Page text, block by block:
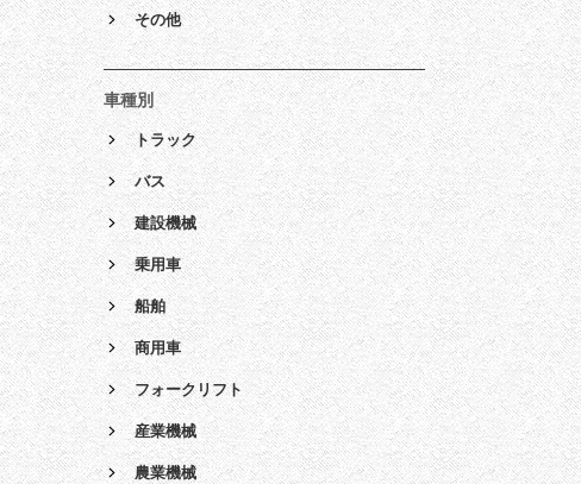
その他
車種別
トラック
バス
建設機械
乗用車
船舶
商用車
フォークリフト
産業機械
農業機械